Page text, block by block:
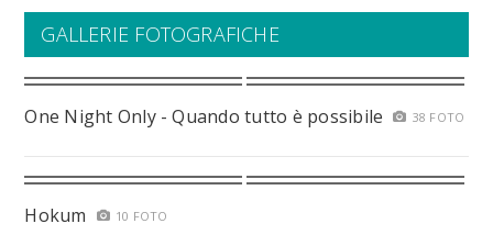
GALLERIE FOTOGRAFICHE
One Night Only - Quando tutto è possibile 38 FOTO
Hokum 10 FOTO